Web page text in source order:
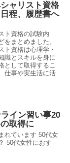
ャリスト資格
程、履歴書へ
ト資格の試験内
まとめました。
ト資格は心理学・
識とスキルを身に
として取得するこ
仕事や実生活に活
イン習い事20
取得に
れています 50代女
50代女性におす